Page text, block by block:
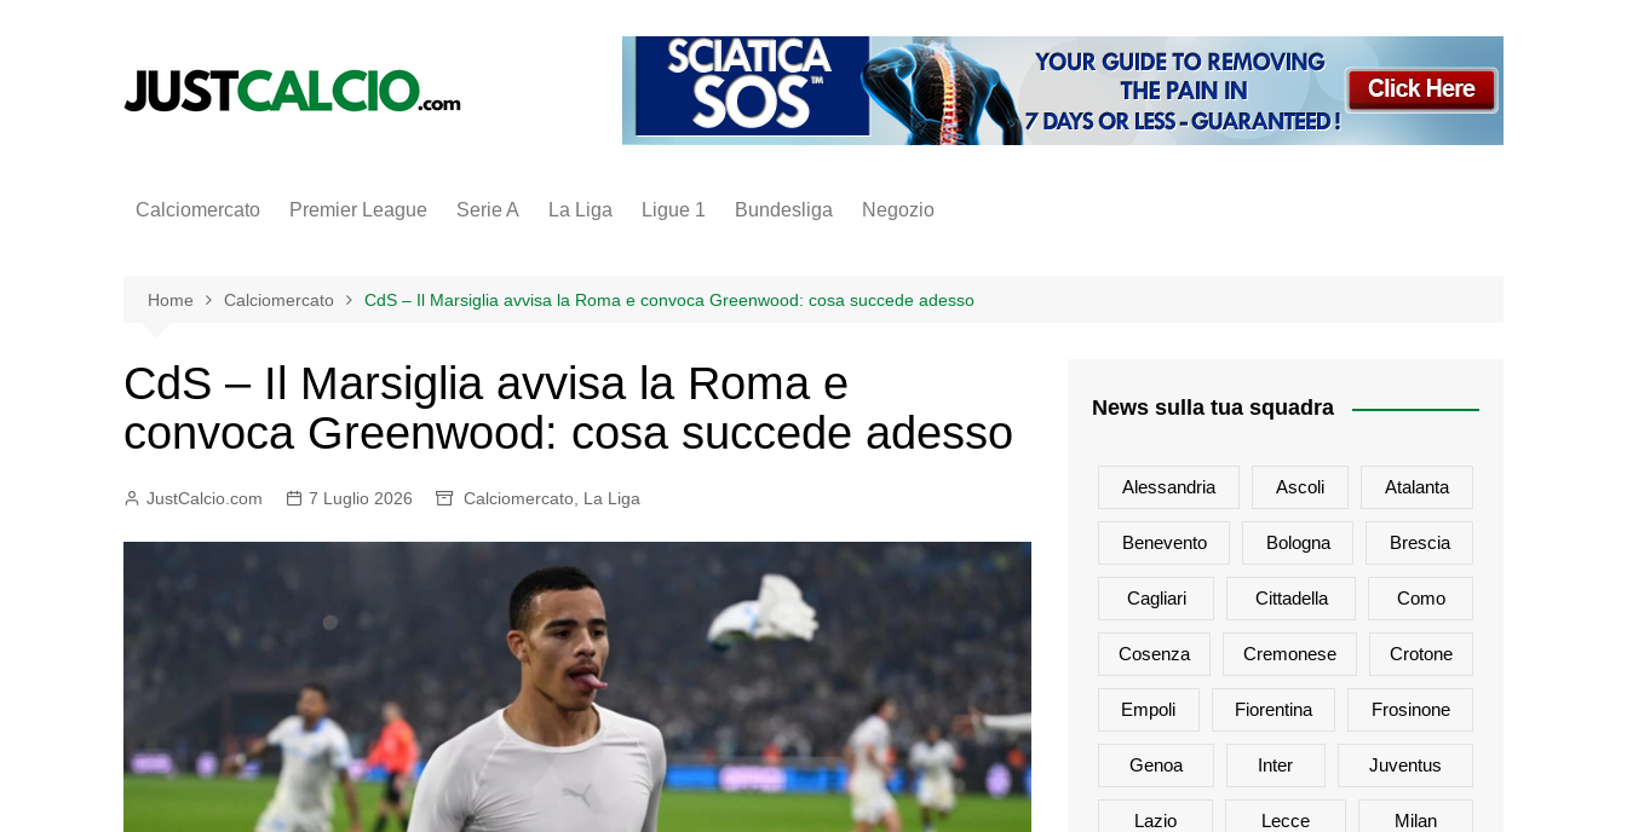
Calciomercato Premier League Serie A La Liga Ligue 1 Bundesliga Negozio
inter
vintage
Home Calciomercato CdS – Il Marsiglia avvisa la Roma e convoca Greenwood: cosa succede adesso
CdS – Il Marsiglia avvisa la Roma e
convoca Greenwood: cosa succede adesso
JustCalcio.com 7 Luglio 2026 Calciomercato La Liga
News sulla tua squadra
Alessandria Ascoli Atalanta
Benevento Bologna Brescia
Cagliari Cittadella Como
Cosenza Cremonese Crotone
Empoli Fiorentina Frosinone
Genoa Inter Juventus
Lazio Lecce Milan